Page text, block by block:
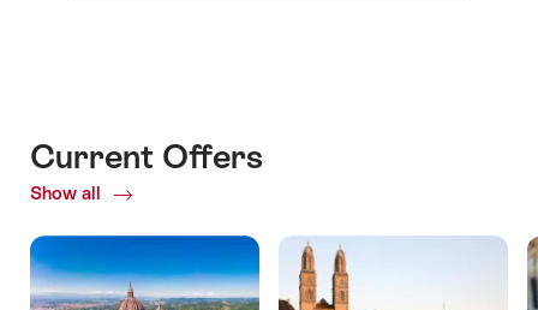
Current Offers
Show all
Current